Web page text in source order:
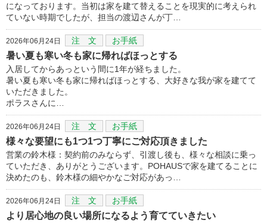
になっております。当初は家を建て替えることを現実的に考えられ
ていない時期でしたが、担当の渡辺さんが丁…
2026年06月24日 注 文 お手紙
暑い夏も寒い冬も家に帰ればほっとする
入居してからあっという間に1年が経ちました。
暑い夏も寒い冬も家に帰ればほっとする、大好きな我が家を建てて
いただきました。
ポラスさんに…
2026年06月24日 注 文 お手紙
様々な要望にも1つ1つ丁寧にご対応頂きました
営業の鈴木様：契約前のみならず、引渡し後も、様々な相談に乗っ
ていただき、ありがとうございます。POHAUSで家を建てることに
決めたのも、鈴木様の細やかなご対応があっ…
2026年06月24日 注 文 お手紙
より居心地の良い場所になるよう育てていきたい